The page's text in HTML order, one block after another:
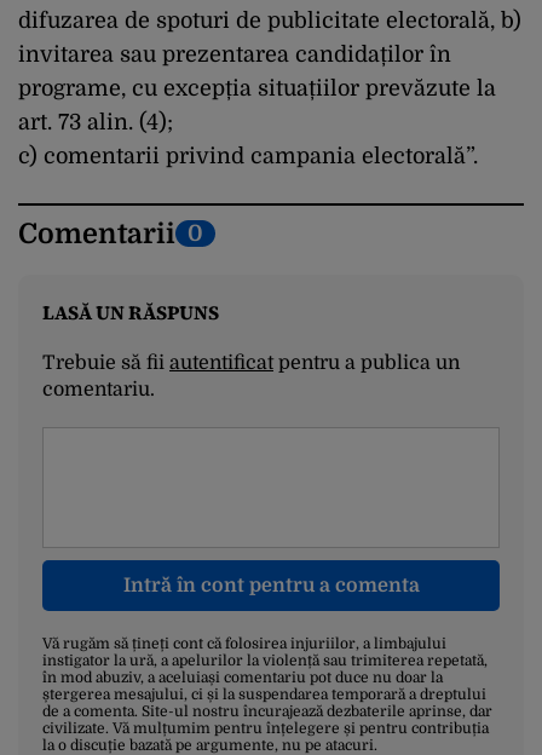
difuzarea de spoturi de publicitate electorală, b)
invitarea sau prezentarea candidaților în
programe, cu excepția situațiilor prevăzute la
art. 73 alin. (4);
c) comentarii privind campania electorală”.
Comentarii 0
LASĂ UN RĂSPUNS
Trebuie să fii autentificatpentru a publica un
comentariu.
Intră în cont pentru a comenta
Vă rugăm să țineți cont că folosirea injuriilor, a limbajului
instigator la ură, a apelurilor la violență sau trimiterea repetată,
în mod abuziv, a aceluiași comentariu pot duce nu doar la
ștergerea mesajului, ci și la suspendarea temporară a dreptului
de a comenta. Site-ul nostru încurajează dezbaterile aprinse, dar
civilizate. Vă mulțumim pentru înțelegere și pentru contribuția
la o discuție bazată pe argumente, nu pe atacuri.